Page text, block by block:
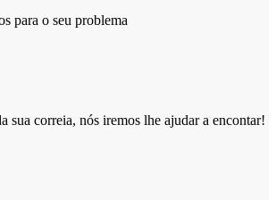
para o seu problema
sua correia, nós iremos lhe ajudar a encontar!